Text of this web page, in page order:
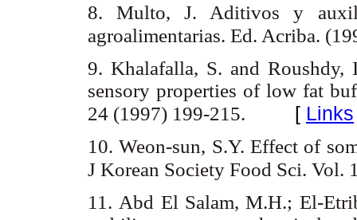
8. Multo, J. Aditivos y
agroalimentarias. Ed. Acriba.
9. Khalafalla, S. and
sensory properties of low fat
24 (1997) 199-215.
[ Links
10. Weon-sun, S.Y. Effect of
J Korean Society Food Sci. Vol.
11. Abd El Salam, M.H.; El-